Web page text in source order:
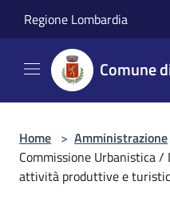
Regione Lombardia
Comune
Home > Amministrazione
Commissione Urbanistica
attività produttive e